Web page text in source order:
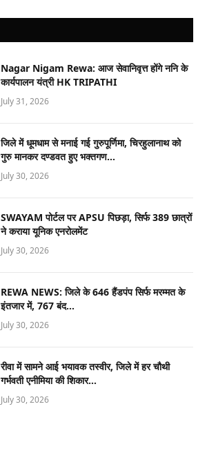
Nagar Nigam Rewa: आज सेवानिवृत्त होंगे ननि के
कार्यपालन यंत्री HK TRIPATHI
July 31, 2026
जिले में धूमधाम से मनाई गई गुरुपूर्णिमा, चिरहुलानाथ को
गुरु मानकर दण्डवत हुए भक्तगण…
July 30, 2026
SWAYAM पोर्टल पर APSU पिछड़ा, सिर्फ 389 छात्रों
ने कराया यूनिक एनरोलमेंट
July 30, 2026
REWA NEWS: जिले के 646 हैंडपंप सिर्फ मरम्मत के
इंतजार में, 767 बंद…
July 30, 2026
रीवा में सामने आई भयावक तस्वीर, जिले में हर चौथी
गर्भवती एनीमिया की शिकार…
July 30, 2026